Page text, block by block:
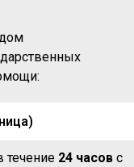
течение 24 часов с